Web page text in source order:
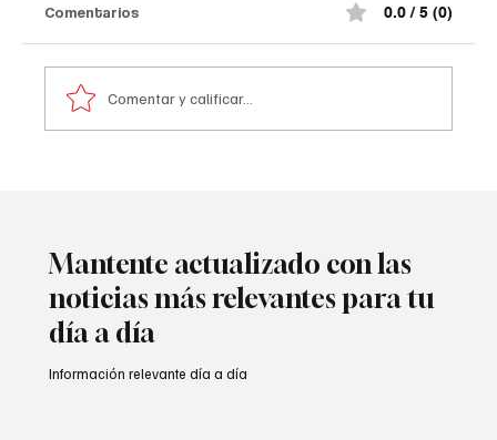
Comentarios 0.0 / 5 (0)
Comentar y calificar...
Mantente actualizado con las
noticias más relevantes para tu
día a día
Información relevante día a día